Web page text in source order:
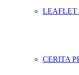
LEAFLET
CERITA